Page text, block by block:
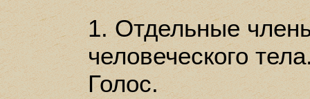
1. Отдельные
человеческого
Голос.